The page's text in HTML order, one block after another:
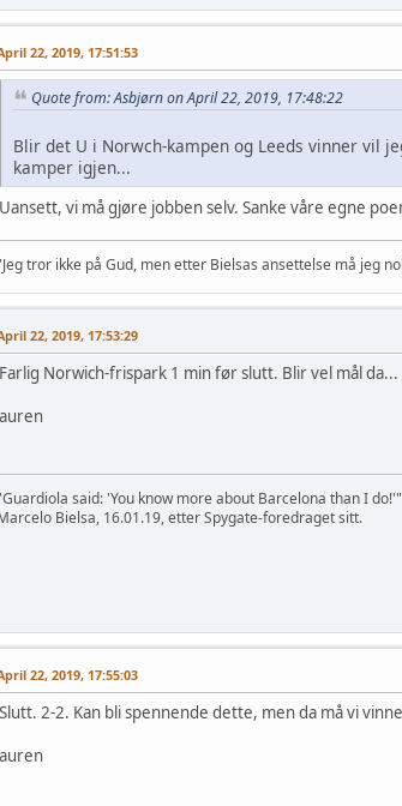
22, 2019, 17:51:53
Quote from: Asbjørn on April 22, 2019, 17:48:22
Blir det U i Norwch-kampen og Leeds vinner vil
kamper igjen...
Uansett, vi må gjøre jobben selv. Sanke våre egne
tror ikke på Gud, men etter Bielsas ansettelse må jeg
22, 2019, 17:53:29
Farlig Norwich-frispark 1 min før slutt. Blir vel mål da...
auren
said: 'You know more about Barcelona than I do!'"
Bielsa, 16.01.19, etter Spygate-foredraget sitt.
22, 2019, 17:55:03
Slutt. 2-2. Kan bli spennende dette, men da må vi
auren